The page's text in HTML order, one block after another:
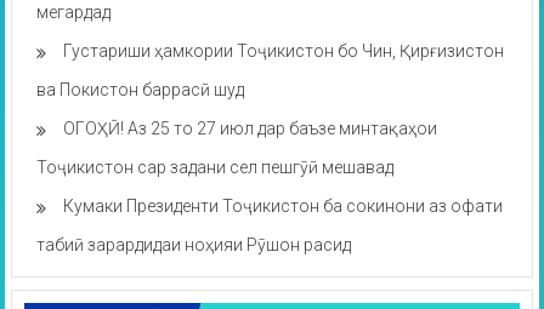
мегардад
Густариши ҳамкории Тоҷикистон бо Чин, Қирғизистон
ва Покистон баррасӣ шуд
ОГОҲӢ! Аз 25 то 27 июл дар баъзе минтақаҳои
Тоҷикистон сар задани сел пешгӯӣ мешавад
Кумаки Президенти Тоҷикистон ба сокинони аз офати
табиӣ зарардидаи ноҳияи Рӯшон расид